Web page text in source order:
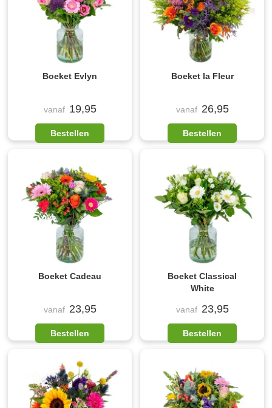
Boeket Evlyn
vanaf 19,95
Bestellen
Boeket la Fleur
vanaf 26,95
Bestellen
Boeket Cadeau
vanaf 23,95
Bestellen
Boeket Classical
White
vanaf 23,95
Bestellen